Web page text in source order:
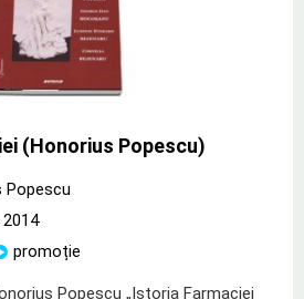
(Honorius Popescu)
Popescu
2014
promoție
Popescu „Istoria Farmaciei